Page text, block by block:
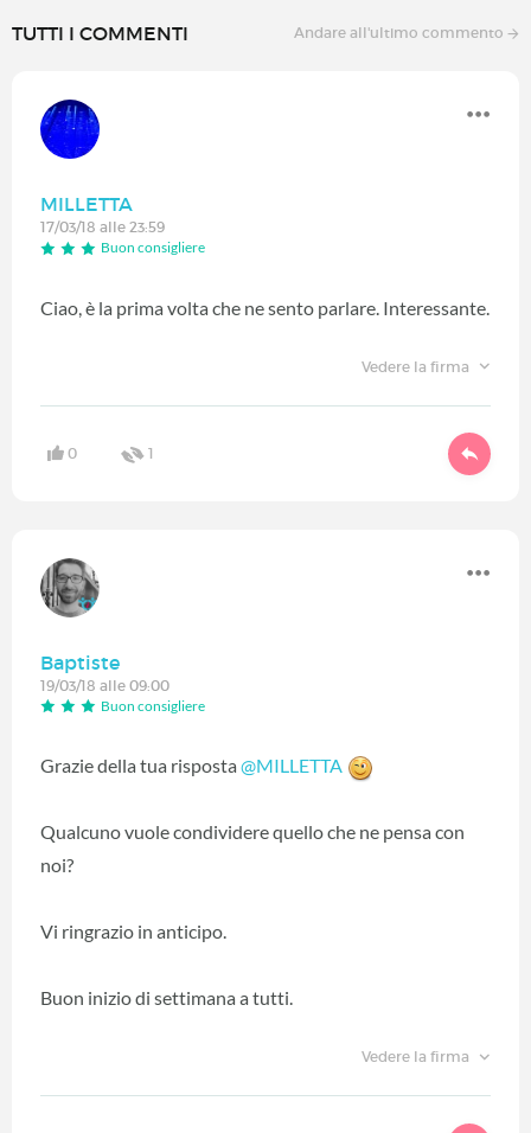
TUTTI I COMMENTI Andare all'ultimo commento
MILLETTA
17/03/18 alle 23:59
Buon consigliere
Ciao, è la prima volta che ne sento parlare. Interessante.
Vedere la firma
0 1
Baptiste
19/03/18 alle 09:00
Buon consigliere
Grazie della tua risposta @MILLETTA
Qualcuno vuole condividere quello che ne pensa con
noi?
Vi ringrazio in anticipo.
Buon inizio di settimana a tutti.
Vedere la firma